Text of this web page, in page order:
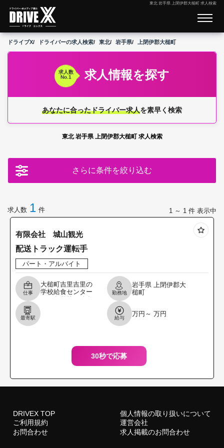
東北 岩手県 上閉伊郡大槌町 求人検索
ドライブX ドライバーの求人検索 東北 岩手県 上閉伊郡大槌町
求人数
No.1
求人情報を探す
あなたに合ったドライバー求人を素早く検索
東北 岩手県 上閉伊郡大槌町 求人検索
さらに条件を絞り込む
求人数 1 件 1 ～ 1 件 表示中
有限会社 城山観光
配送トラック運転手
パート・アルバイト
仕事
大槌町吉里吉里の
学校給食センター
勤務地
岩手県 上閉伊郡大
槌町
最寄駅 給与
万円～ 万円
30秒で応募
DRIVEX TOP
個人情報の取り扱いについて
ご利用規約
運営会社
お問合わせ
求人掲載のお問合わせ